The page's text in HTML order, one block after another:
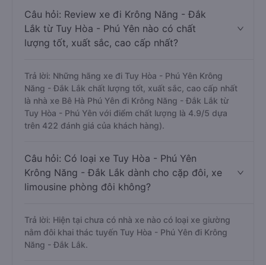
Câu hỏi: Review xe đi Krông Năng - Đắk
Lắk từ Tuy Hòa - Phú Yên nào có chất
lượng tốt, xuất sắc, cao cấp nhất?
Trả lời: Những hãng xe đi Tuy Hòa - Phú Yên Krông
Năng - Đắk Lắk chất lượng tốt, xuất sắc, cao cấp nhất
là nhà xe Bê Hà Phú Yên đi Krông Năng - Đắk Lắk từ
Tuy Hòa - Phú Yên với điểm chất lượng là 4.9/5 dựa
trên 422 đánh giá của khách hàng).
Câu hỏi: Có loại xe Tuy Hòa - Phú Yên
Krông Năng - Đắk Lắk dành cho cặp đôi, xe
limousine phòng đôi không?
Trả lời: Hiện tại chưa có nhà xe nào có loại xe giường
nằm đôi khai thác tuyến Tuy Hòa - Phú Yên đi Krông
Năng - Đắk Lắk.